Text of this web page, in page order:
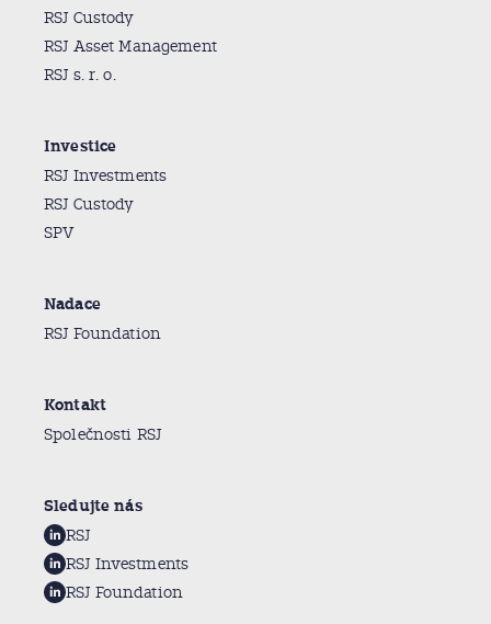
RSJ Custody
RSJ Asset Management
RSJ s. r. o.
Investice
RSJ Investments
RSJ Custody
SPV
Nadace
RSJ Foundation
Kontakt
Společnosti RSJ
Sledujte nás
RSJ
RSJ Investments
RSJ Foundation